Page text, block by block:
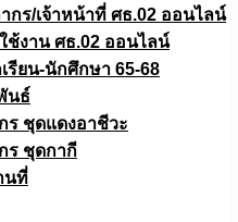
กร/เจ้าหน้าที่ ศธ.02 ออนไลน์
ช้งาน ศธ.02 ออนไลน์
รียน-นักศึกษา 65-68
นธ์
ร ชุดแดงอาชีวะ
ร ชุดกากี
นที่